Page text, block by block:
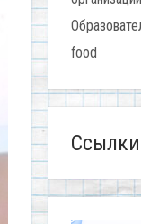
food
Ссылки